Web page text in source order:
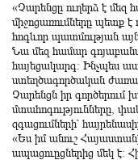
«Չարենցը ուղերձ է մեզ
միջոցառումները պետք է
հոգևոր պատմության
Նա մեզ համար
հայեցակարգ։ Ինչպես
ստեղծագործական
Չարենցն իր գործերում
մտահոգությունները,
զգացումների՝
«Ես իմ անուշ
ապացուըցներից մեկ է։